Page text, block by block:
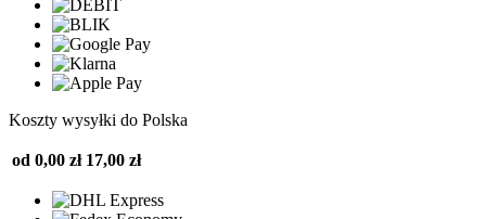
Koszty wysyłki do Polska
od 0,00 zł 17,00 zł